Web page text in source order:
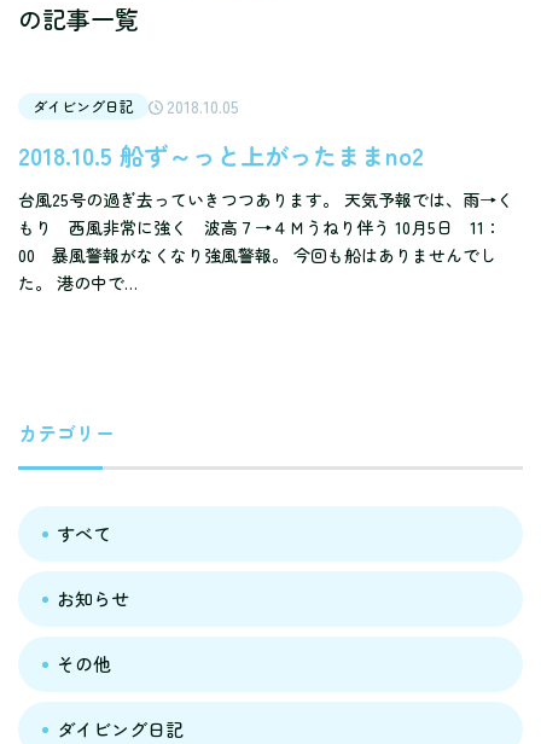
の記事一覧
ダイビング日記 2018.10.05
2018.10.5 船ず～っと上がったままno2
台風25号の過ぎ去っていきつつあります。 天気予報では、雨→く
もり 西風非常に強く 波高７→４Ｍうねり伴う 10月5日 11：
00 暴風警報がなくなり強風警報。 今回も船はありませんでし
た。 港の中で…
カテゴリー
すべて
お知らせ
その他
ダイビング日記